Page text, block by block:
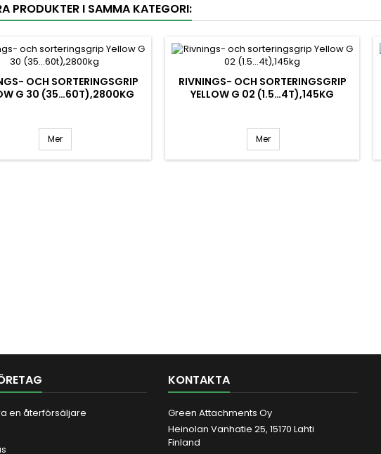
PRODUKTER I SAMMA KATEGORI:
OCH SORTERINGSGRIP
G 30 (35…60T),2800KG
Mer
RIVNINGS- OCH SORTERINGSGRIP
YELLOW G 02 (1.5…4T),145KG
Mer
en återförsäljare
KONTAKTA
Green Attachments Oy
Heinolan Vanhatie 25, 15170 Lahti
Finland